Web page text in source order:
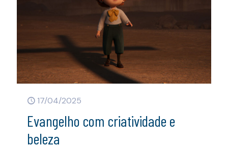
17/04/2025
Evangelho com criatividade e
beleza